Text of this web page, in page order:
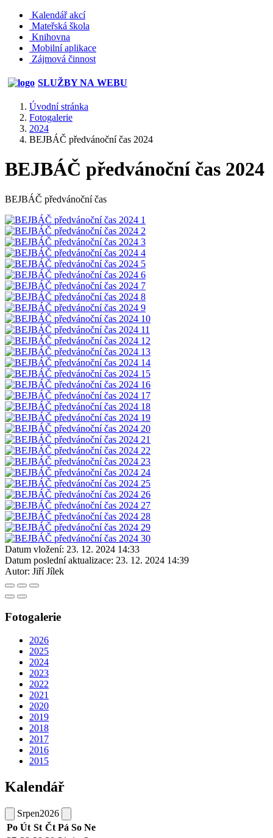
Kalendář akcí
Mateřská škola
Knihovna
Mobilní aplikace
Zájmová činnost
SLUŽBY NA WEBU
Úvodní stránka
Fotogalerie
2024
BEJBÁČ předvánoční čas 2024
BEJBÁČ předvánoční čas 2024
BEJBÁČ předvánoční čas
Datum vložení: 23. 12. 2024 14:33
Datum poslední aktualizace: 23. 12. 2024 14:39
Autor: Jiří Jílek
Fotogalerie
2026
2025
2024
2023
2022
2021
2020
2019
2018
2017
2016
2015
Kalendář
Srpen2026
Po Út St Čt Pá So Ne